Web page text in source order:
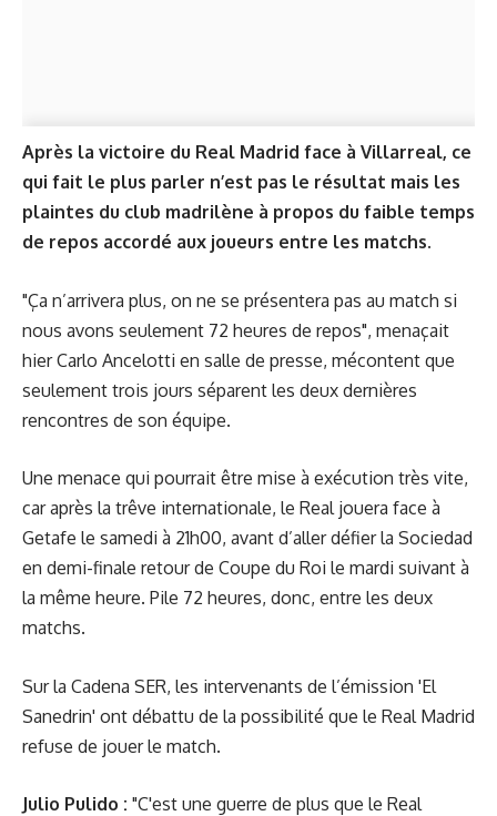
Après la victoire du Real Madrid face à Villarreal, ce
qui fait le plus parler n’est pas le résultat mais les
plaintes du club madrilène à propos du faible temps
de repos accordé aux joueurs entre les matchs.
"Ça n’arrivera plus, on ne se présentera pas au match si
nous avons seulement 72 heures de repos", menaçait
hier Carlo Ancelotti en salle de presse, mécontent que
seulement trois jours séparent les deux dernières
rencontres de son équipe.
Une menace qui pourrait être mise à exécution très vite,
car après la trêve internationale, le Real jouera face à
Getafe le samedi à 21h00, avant d’aller défier la Sociedad
en demi-finale retour de Coupe du Roi le mardi suivant à
la même heure. Pile 72 heures, donc, entre les deux
matchs.
Sur la Cadena SER, les intervenants de l’émission 'El
Sanedrin' ont débattu de la possibilité que le Real Madrid
refuse de jouer le match.
Julio Pulido : "C'est une guerre de plus que le Real